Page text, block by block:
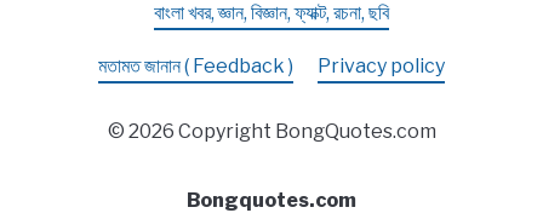
বাংলা খবর, জ্ঞান, বিজ্ঞান, ফ্যাক্ট, রচনা, ছবি
মতামত জানান ( Feedback ) Privacy policy
© 2026 Copyright BongQuotes.com
Bongquotes.com